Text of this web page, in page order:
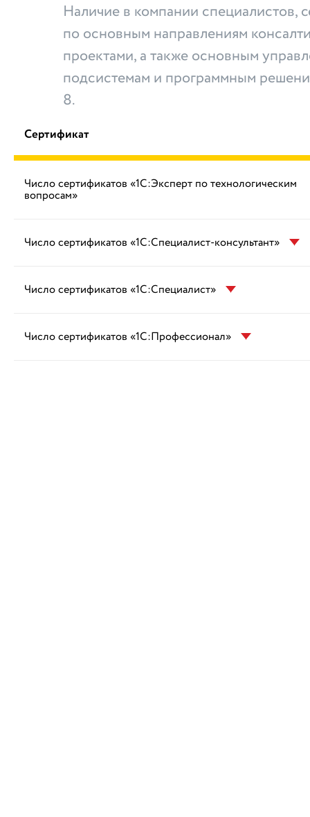
Наличие в компании специалистов,
по основным направлениям
проектами, а также основным
подсистемам и программным
8.
Сертификат
Число сертификатов «1С:Эксперт по технологическим
вопросам»
Число сертификатов «1С:Специалист-консультант»
Число сертификатов «1С:Специалист»
Число сертификатов «1С:Профессионал»